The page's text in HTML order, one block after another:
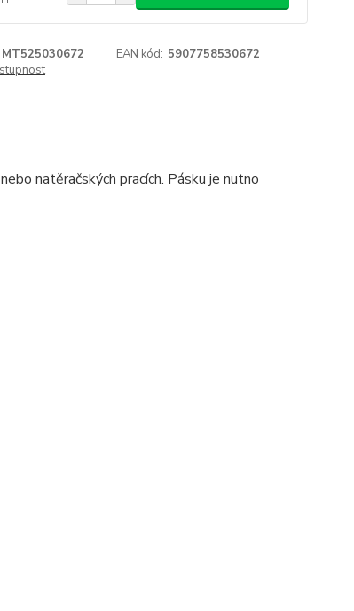
MT525030672 EAN kód: 5907758530672
natěračských pracích. Pásku je nutno